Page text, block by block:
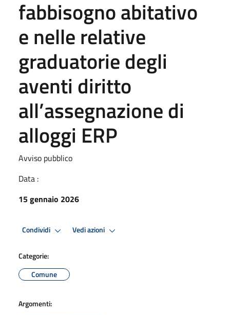
fabbisogno abitativo
e nelle relative
graduatorie degli
aventi diritto
all’assegnazione di
alloggi ERP
Avviso pubblico
Data :
15 gennaio 2026
Condividi Vedi azioni
Categorie:
Comune
Argomenti: